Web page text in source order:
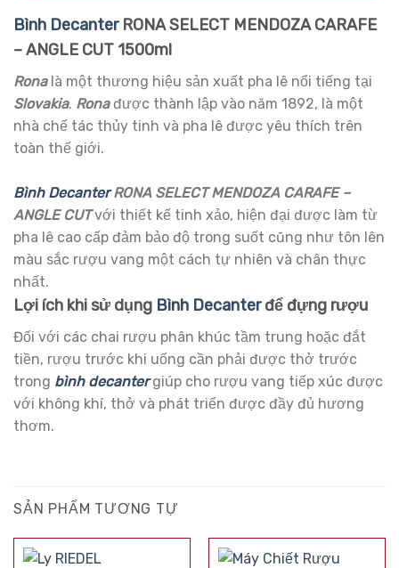
Bình DecanterRONA SELECT MENDOZA CARAFE
– ANGLE CUT 1500ml
Ronalà một thương hiệu sản xuất pha lê nổi tiếng tại
Slovakia. Ronađược thành lập vào năm 1892, là một
nhà chế tác thủy tinh và pha lê được yêu thích trên
toàn thế giới.
Bình DecanterRONA SELECT MENDOZA CARAFE –
ANGLE CUTvới thiết kế tinh xảo, hiện đại được làm từ
pha lê cao cấp đảm bảo độ trong suốt cũng như tôn lên
màu sắc rượu vang một cách tự nhiên và chân thực
nhất.
Lợi ích khi sử dụng Bình Decanterđể đựng rượu
Đối với các chai rượu phân khúc tầm trung hoặc đắt
tiền, rượu trước khi uống cần phải được thở trước
trong bình decantergiúp cho rượu vang tiếp xúc được
với không khí, thở và phát triển được đầy đủ hương
thơm.
SẢN PHẨM TƯƠNG TỰ